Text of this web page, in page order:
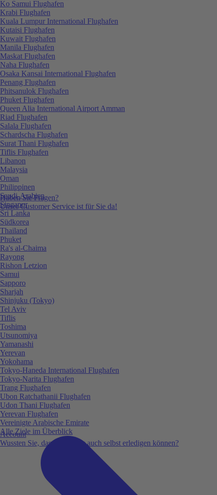
Haben Sie Fragen?
Unser Customer Service ist für Sie da!
Account
Wussten Sie, dass Sie vieles auch selbst erledigen können?
Ko Samui Flughafen
Krabi Flughafen
Kuala Lumpur International Flughafen
Kutaisi Flughafen
Kuwait Flughafen
Manila Flughafen
Maskat Flughafen
Naha Flughafen
Osaka Kansai International Flughafen
Penang Flughafen
Phitsanulok Flughafen
Phuket Flughafen
Queen Alia International Airport Amman
Riad Flughafen
Salala Flughafen
Schardscha Flughafen
Surat Thani Flughafen
Tiflis Flughafen
Libanon
Malaysia
Oman
Philippinen
Saudi-Arabien
Singapur
Sri Lanka
Südkorea
Thailand
Phuket
Ra's al-Chaima
Rayong
Rishon Letzion
Samui
Sapporo
Sharjah
Shinjuku (Tokyo)
Tel Aviv
Tiflis
Toshima
Utsunomiya
Yamanashi
Yerevan
Yokohama
Tokyo-Haneda International Flughafen
Tokyo-Narita Flughafen
Trang Flughafen
Ubon Ratchathanii Flughafen
Udon Thani Flughafen
Yerevan Flughafen
Vereinigte Arabische Emirate
Alle Ziele im Überblick